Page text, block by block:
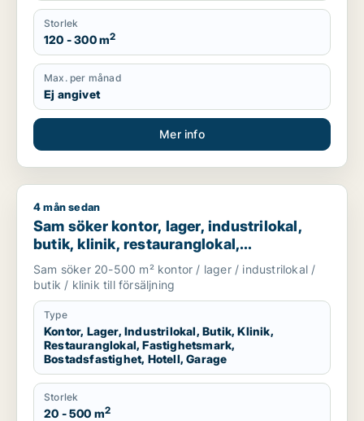
Storlek
120 - 300 m2
Max. per månad
Ej angivet
Mer info
Sam söker kontor, lager, industrilokal, butik, klinik,
4 mån sedan
Sam söker kontor, lager, industrilokal,
butik, klinik, restauranglokal,
fastighetsmark, bostadsfastighet, hotell
eller garage till salu i Malmö
Sam söker 20-500 m² kontor / lager / industrilokal /
butik / klinik till försäljning
Type
Kontor, Lager, Industrilokal, Butik, Klinik,
Restauranglokal, Fastighetsmark,
Bostadsfastighet, Hotell, Garage
Storlek
20 - 500 m2